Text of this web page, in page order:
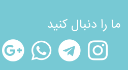
ما را دنبال کنید